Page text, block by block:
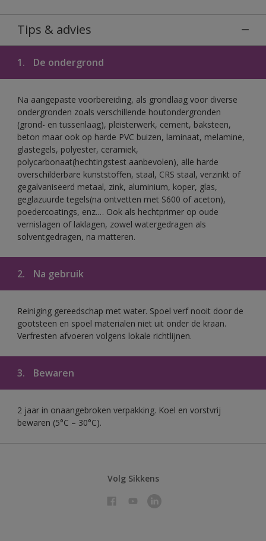
Tips & advies
1. De ondergrond
Na aangepaste voorbereiding, als grondlaag voor diverse
ondergronden zoals verschillende houtondergronden
(grond- en tussenlaag), pleisterwerk, cement, baksteen,
beton maar ook op harde PVC buizen, laminaat, melamine,
glastegels, polyester, ceramiek,
polycarbonaat(hechtingstest aanbevolen), alle harde
overschilderbare kunststoffen, staal, CRS staal, verzinkt of
gegalvaniseerd metaal, zink, aluminium, koper, glas,
geglazuurde tegels(na ontvetten met S600 of aceton),
poedercoatings, enz.… Ook als hechtprimer op oude
vernislagen of laklagen, zowel watergedragen als
solventgedragen, na matteren.
2. Na gebruik
Reiniging gereedschap met water. Spoel verf nooit door de
gootsteen en spoel materialen niet uit onder de kraan.
Verfresten afvoeren volgens lokale richtlijnen.
3. Bewaren
2 jaar in onaangebroken verpakking. Koel en vorstvrij
bewaren (5°C – 30°C).
Volg Sikkens